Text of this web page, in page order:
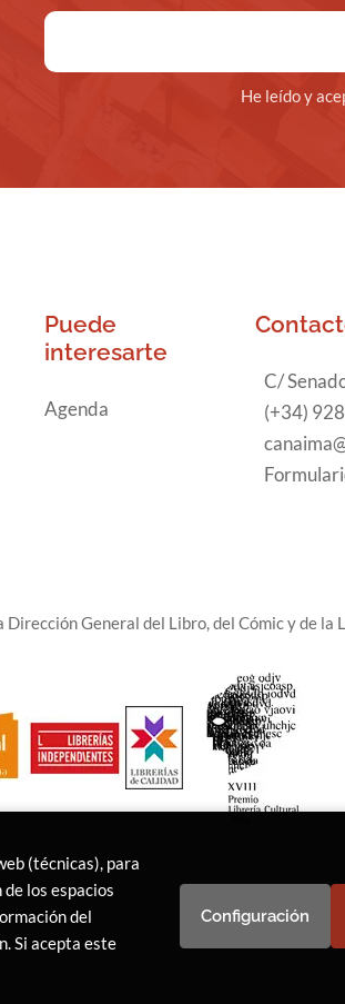
He leído y
Puede
interesarte
Agenda
C/
(+34)
General del Libro, del Cómic y de la
(técnicas), para
los espacios
del
Si acepta este
Configuración